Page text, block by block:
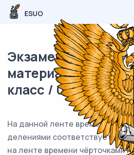
ESUO
Экзаменационный
материал ВПР /
класс / 01 задание
На данной ленте времени
делениями соответствует
на ленте времени чёрточками